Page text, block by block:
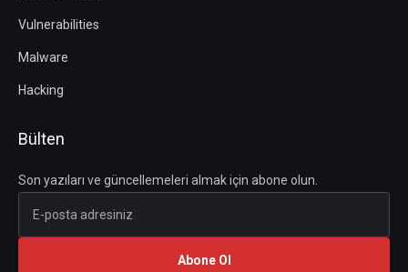
Vulnerabilities
Malware
Hacking
Bülten
Son yazıları ve güncellemeleri almak için abone olun.
Abone Ol